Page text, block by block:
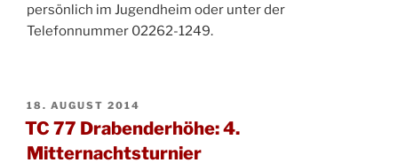
persönlich im Jugendheim oder unter der
Telefonnummer 02262-1249.
VERÖFFENTLICHT
AM
18. AUGUST 2014
TC 77 Drabenderhöhe: 4.
Mitternachtsturnier